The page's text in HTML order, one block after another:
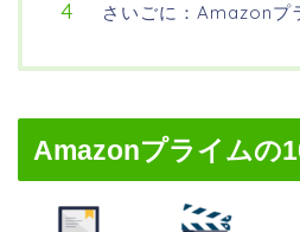
さいごに：Amazonプ
Amazonプライムの